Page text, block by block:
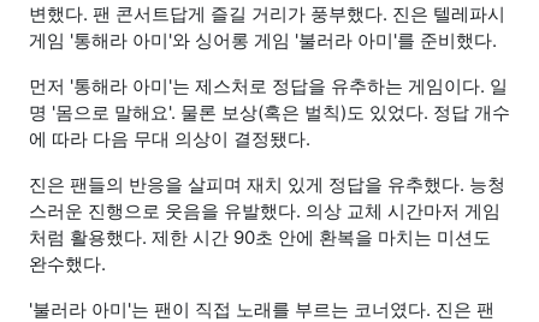
변했다. 팬 콘서트답게 즐길 거리가 풍부했다. 진은 텔레파시
게임 '통해라 아미'와 싱어롱 게임 '불러라 아미'를 준비했다.
먼저 '통해라 아미'는 제스처로 정답을 유추하는 게임이다. 일
명 '몸으로 말해요'. 물론 보상(혹은 벌칙)도 있었다. 정답 개수
에 따라 다음 무대 의상이 결정됐다.
진은 팬들의 반응을 살피며 재치 있게 정답을 유추했다. 능청
스러운 진행으로 웃음을 유발했다. 의상 교체 시간마저 게임
처럼 활용했다. 제한 시간 90초 안에 환복을 마치는 미션도
완수했다.
'불러라 아미'는 팬이 직접 노래를 부르는 코너였다. 진은 팬